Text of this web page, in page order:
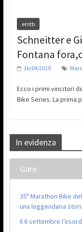
emtb
Schneitter e
Fontana
16/04/2019
Ecco i primi vincitori
Bike Series. La prima
In evidenza
Gare
35ª Marathon Bike
una leggendaria
Il 6 settembre